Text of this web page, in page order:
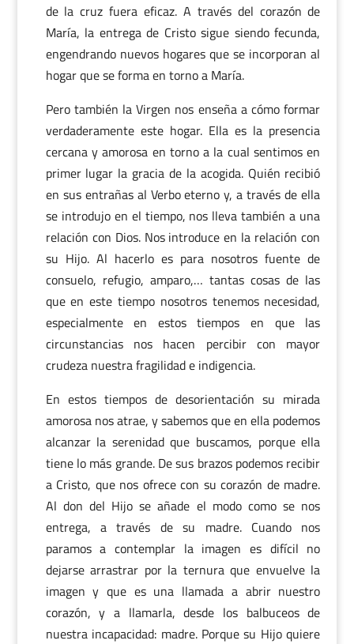
de la cruz fuera eficaz. A través del corazón de
María, la entrega de Cristo sigue siendo fecunda,
engendrando nuevos hogares que se incorporan al
hogar que se forma en torno a María.
Pero también la Virgen nos enseña a cómo formar
verdaderamente este hogar. Ella es la presencia
cercana y amorosa en torno a la cual sentimos en
primer lugar la gracia de la acogida. Quién recibió
en sus entrañas al Verbo eterno y, a través de ella
se introdujo en el tiempo, nos lleva también a una
relación con Dios. Nos introduce en la relación con
su Hijo. Al hacerlo es para nosotros fuente de
consuelo, refugio, amparo,… tantas cosas de las
que en este tiempo nosotros tenemos necesidad,
especialmente en estos tiempos en que las
circunstancias nos hacen percibir con mayor
crudeza nuestra fragilidad e indigencia.
En estos tiempos de desorientación su mirada
amorosa nos atrae, y sabemos que en ella podemos
alcanzar la serenidad que buscamos, porque ella
tiene lo más grande. De sus brazos podemos recibir
a Cristo, que nos ofrece con su corazón de madre.
Al don del Hijo se añade el modo como se nos
entrega, a través de su madre. Cuando nos
paramos a contemplar la imagen es difícil no
dejarse arrastrar por la ternura que envuelve la
imagen y que es una llamada a abrir nuestro
corazón, y a llamarla, desde los balbuceos de
nuestra incapacidad: madre. Porque su Hijo quiere